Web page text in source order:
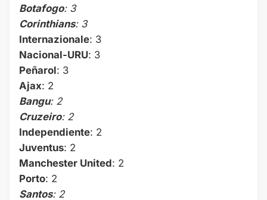
Botafogo: 3
Corinthians: 3
Internazionale: 3
Nacional-URU: 3
Peñarol: 3
Ajax: 2
Bangu: 2
Cruzeiro: 2
Independiente: 2
Juventus: 2
Manchester United: 2
Porto: 2
Santos: 2